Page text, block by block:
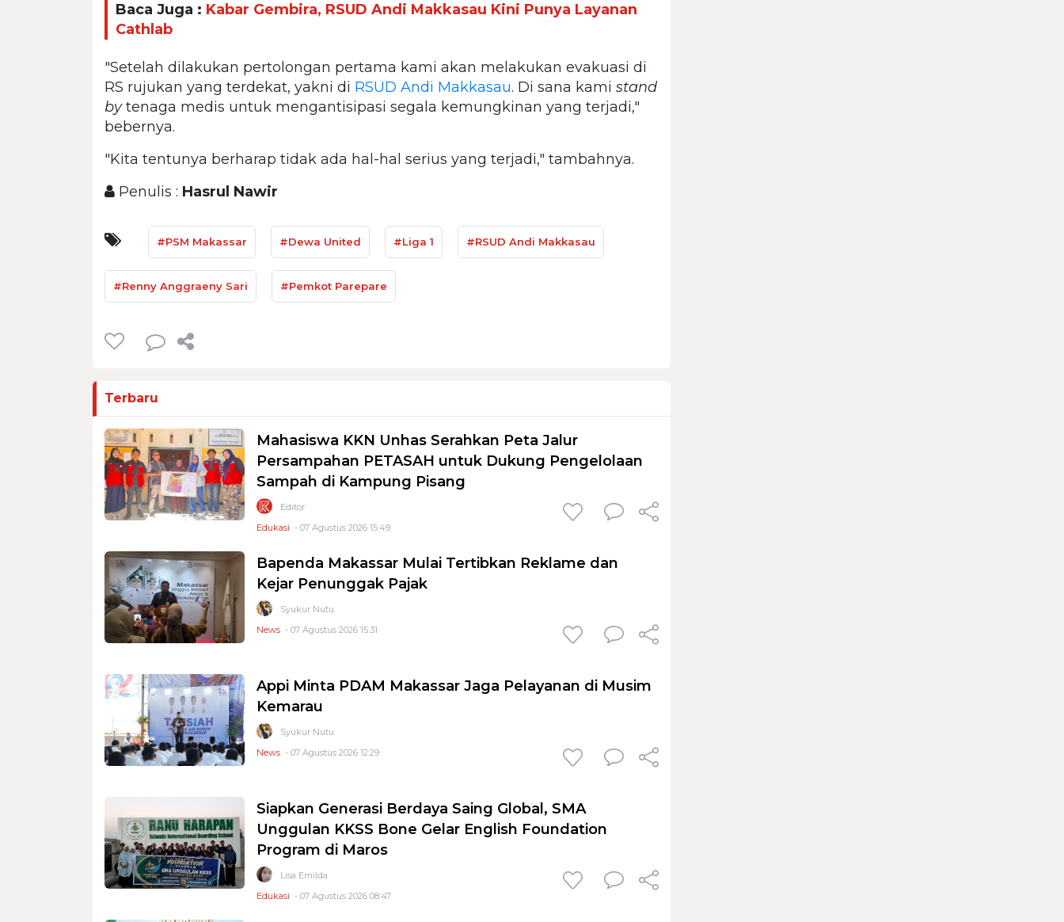
Baca Juga : Kabar Gembira, RSUD Andi Makkasau Kini Punya Layanan
Cathlab
"Setelah dilakukan pertolongan pertama kami akan melakukan evakuasi di
RS rujukan yang terdekat, yakni di RSUD Andi Makkasau. Di sana kami stand
bytenaga medis untuk mengantisipasi segala kemungkinan yang terjadi,"
bebernya.
"Kita tentunya berharap tidak ada hal-hal serius yang terjadi," tambahnya.
Penulis : Hasrul Nawir
#PSM Makassar #Dewa United #Liga 1 #RSUD Andi Makkasau
#Renny Anggraeny Sari #Pemkot Parepare
Terbaru
Mahasiswa KKN Unhas Serahkan Peta Jalur
Persampahan PETASAH untuk Dukung Pengelolaan
Sampah di Kampung Pisang
Editor
Edukasi - 07 Agustus 2026 15:49
Bapenda Makassar Mulai Tertibkan Reklame dan
Kejar Penunggak Pajak
Syukur Nutu
News - 07 Agustus 2026 15:31
Appi Minta PDAM Makassar Jaga Pelayanan di Musim
Kemarau
Syukur Nutu
News - 07 Agustus 2026 12:29
Siapkan Generasi Berdaya Saing Global, SMA
Unggulan KKSS Bone Gelar English Foundation
Program di Maros
Lisa Emilda
Edukasi - 07 Agustus 2026 08:47